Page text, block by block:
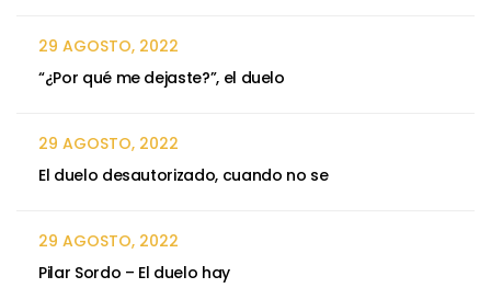
29 AGOSTO, 2022
“¿Por qué me dejaste?”, el duelo
29 AGOSTO, 2022
El duelo desautorizado, cuando no se
29 AGOSTO, 2022
Pilar Sordo – El duelo hay